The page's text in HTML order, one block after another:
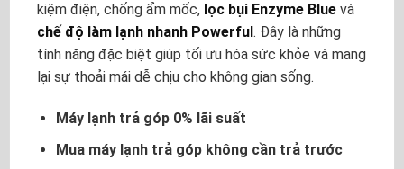
kiệm điện, chống ẩm mốc, lọc bụi Enzyme Blue và
chế độ làm lạnh nhanh Powerful . Đây là những
tính năng đặc biệt giúp tối ưu hóa sức khỏe và mang
lại sự thoải mái dễ chịu cho không gian sống.
Máy lạnh trả góp 0% lãi suất
Mua máy lạnh trả góp không cần trả trước